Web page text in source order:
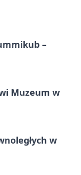
–
Muzeum w
w